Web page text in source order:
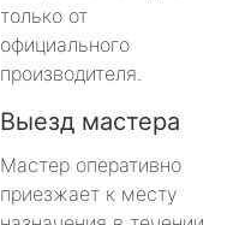
только от
официального
производителя.
Выезд мастера
Мастер оперативно
приезжает к месту